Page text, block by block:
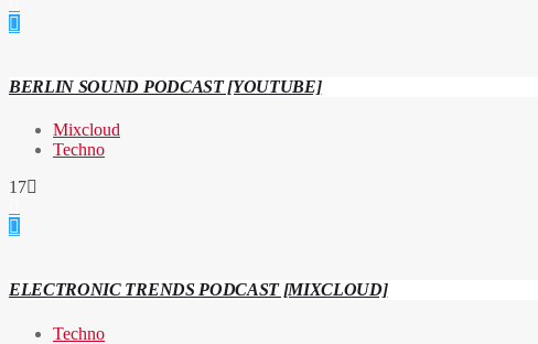
BERLIN SOUND PODCAST [YOUTUBE]
Mixcloud
Techno
17
ELECTRONIC TRENDS PODCAST [MIXCLOUD]
Techno